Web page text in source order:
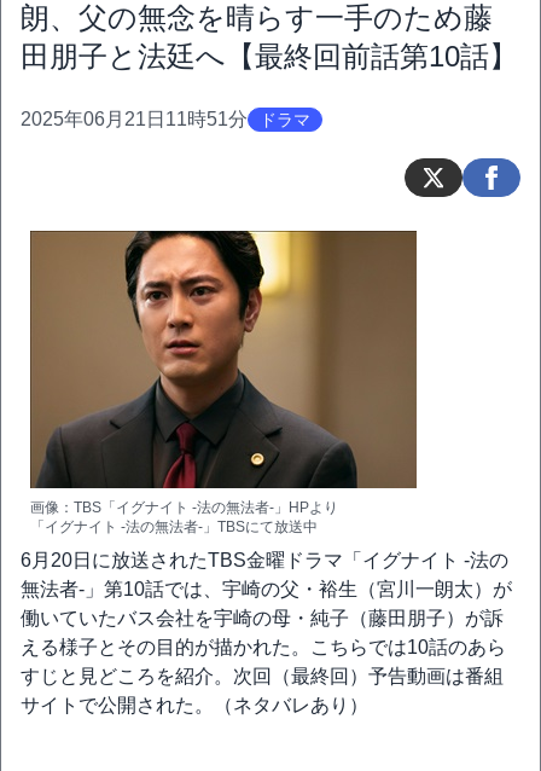
朗、父の無念を晴らす一手のため藤
田朋子と法廷へ【最終回前話第10話】
2025年06月21日11時51分 ドラマ
画像：TBS「イグナイト -法の無法者-」HPより
「イグナイト -法の無法者-」TBSにて放送中
6月20日に放送されたTBS金曜ドラマ「イグナイト -法の
無法者-」第10話では、宇崎の父・裕生（宮川一朗太）が
働いていたバス会社を宇崎の母・純子（藤田朋子）が訴
える様子とその目的が描かれた。こちらでは10話のあら
すじと見どころを紹介。次回（最終回）予告動画は番組
サイトで公開された。（ネタバレあり）